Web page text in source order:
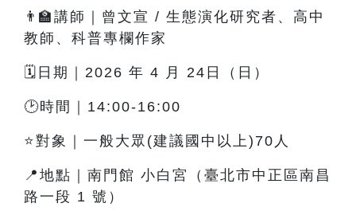
👨‍🏫講師｜曾文宣 / 生態演化研究者、高中
教師、科普專欄作家
🗓️日期｜2026 年 4 月 24日（日）
🕑時間｜14:00-16:00
⭐對象｜一般大眾(建議國中以上)70人
📍地點｜南門館 小白宮（臺北市中正區南昌
路一段 1 號）